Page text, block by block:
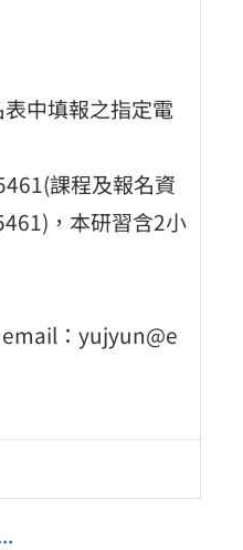
中填報之指定電
課程及報名資
，本研習含2小
：yujyun@e